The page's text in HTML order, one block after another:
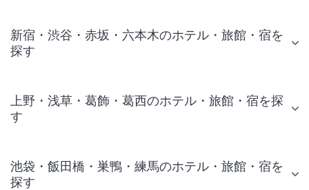
新宿・渋谷・赤坂・六本木のホテル・旅館・宿を
探す
上野・浅草・葛飾・葛西のホテル・旅館・宿を探
す
池袋・飯田橋・巣鴨・練馬のホテル・旅館・宿を
探す